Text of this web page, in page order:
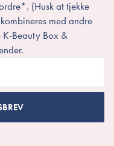
(Husk at tjekke
med andre
Beauty Box &